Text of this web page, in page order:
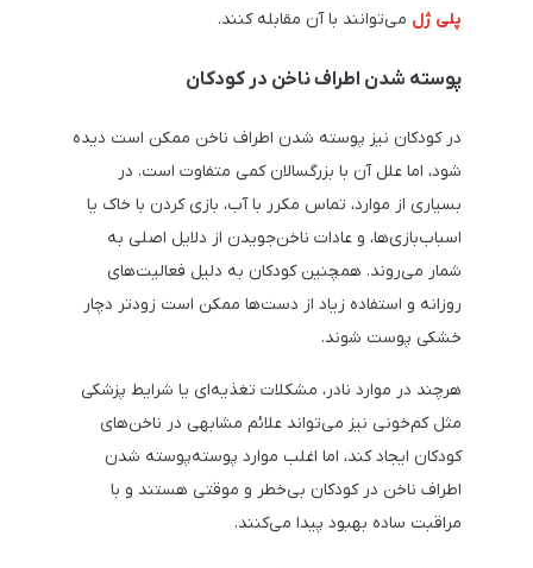
پلی ژل می‌توانند با آن مقابله کنند.
پوسته شدن اطراف ناخن در کودکان
در کودکان نیز پوسته شدن اطراف ناخن ممکن است دیده
شود، اما علل آن با بزرگسالان کمی متفاوت است. در
بسیاری از موارد، تماس مکرر با آب، بازی کردن با خاک یا
اسباب‌بازی‌ها، و عادات ناخن‌جویدن از دلایل اصلی به
‌شمار می‌روند. همچنین کودکان به ‌دلیل فعالیت‌های
روزانه و استفاده زیاد از دست‌ها ممکن است زودتر دچار
خشکی پوست شوند.
هرچند در موارد نادر، مشکلات تغذیه‌ای یا شرایط پزشکی
مثل کم‌خونی نیز می‌تواند علائم مشابهی در ناخن‌های
کودکان ایجاد کند، اما اغلب موارد پوسته‌پوسته شدن
اطراف ناخن در کودکان بی‌خطر و موقتی هستند و با
مراقبت ساده بهبود پیدا می‌کنند.